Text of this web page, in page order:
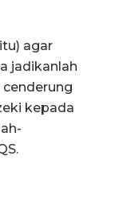
agar
jadikanlah
kepada